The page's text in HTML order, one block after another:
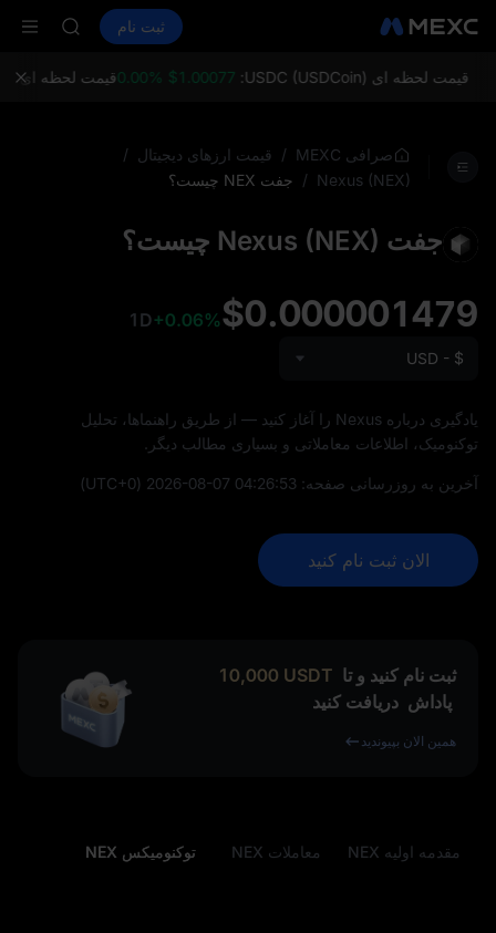
اسپات فیوچرز SPCX ثبت نام
SPCX
فیوچرز
قیمت لحظه ای ETH (Ethereum): قیمت لحظه ای USDC (USDCoin): $1.00077 0.00%
صرافی MEXC / قیمت ارزهای دیجیتال /
Nexus (NEX)
/ جفت NEX چیست؟
جفت Nexus (NEX) چیست؟
$0.000001479
+0.06%
1D
USD - $
یادگیری درباره Nexus را آغاز کنید — از طریق راهنماها، تحلیل
توکنومیک، اطلاعات معاملاتی و بسیاری مطالب دیگر.
آخرین به‌ روزرسانی صفحه: 2026-08-07 04:26:53
(UTC+0)
الان ثبت نام کنید
ثبت نام کنید و تا 10,000 USDT
پاداش دریافت کنید
همین الان بپیوندید
مقدمه اولیه NEX معاملات NEX توکنومیکس NEX